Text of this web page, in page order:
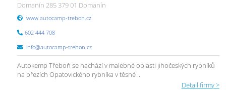
Domanín 285 379 01 Domanín
www.autocamp-trebon.cz
602 444 708
info@autocamp-trebon.cz
Autokemp Třeboň se nachází v malebné oblasti jihočeských rybníků
na březích Opatovického rybníka v těsné ...
Detail firmy >